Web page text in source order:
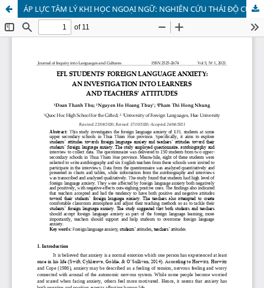
ÁP LỰC TÂM LÝ KHI HỌC NGOẠI NGỮ: NGHIÊN CỨU THÁI ĐỘ CỦA NGƯỜI HỌC VÀ GIÁO VIÊN